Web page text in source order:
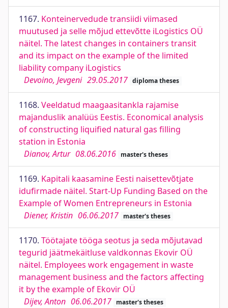
1167. Konteinervedude transiidi viimased
muutused ja selle mõjud ettevõtte iLogistics OÜ
näitel. The latest changes in containers transit
and its impact on the example of the limited
liability company iLogistics
Devoino, Jevgeni 29.05.2017 diploma theses
1168. Veeldatud maagaasitankla rajamise
majanduslik analüüs Eestis. Economical analysis
of constructing liquified natural gas filling
station in Estonia
Dianov, Artur 08.06.2016 master's theses
1169. Kapitali kaasamine Eesti naisettevõtjate
idufirmade näitel. Start-Up Funding Based on the
Example of Women Entrepreneurs in Estonia
Diener, Kristin 06.06.2017 master's theses
1170. Töötajate tööga seotus ja seda mõjutavad
tegurid jäätmekäitluse valdkonnas Ekovir OÜ
näitel. Employees work engagement in waste
management business and the factors affecting
it by the example of Ekovir OÜ
Dijev, Anton 06.06.2017 master's theses